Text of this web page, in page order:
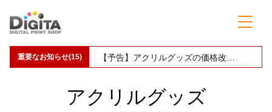
重要なお知らせ(15) 【予告】缶バッジ印刷の価格改定(値上げ)のお知らせ
アクリルグッズ